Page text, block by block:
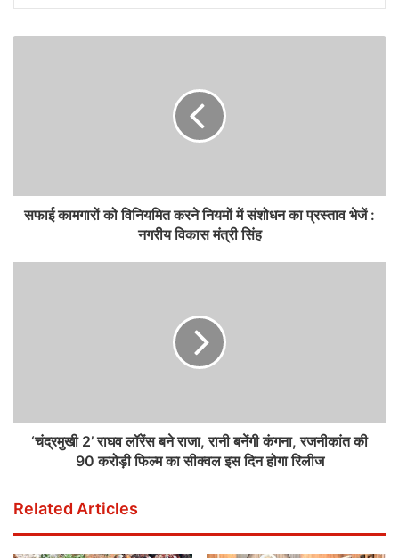
सफाई कामगारों को विनियमित करने नियमों में संशोधन का प्रस्ताव भेजें :
नगरीय विकास मंत्री सिंह
‘चंद्रमुखी 2’ राघव लॉरेंस बने राजा, रानी बनेंगी कंगना, रजनीकांत की
90 करोड़ी फिल्म का सीक्वल इस दिन होगा रिलीज
Related Articles